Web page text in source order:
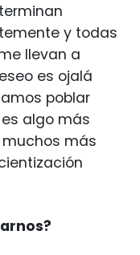
y todas
llevan a
es ojalá
poblar
algo más
más